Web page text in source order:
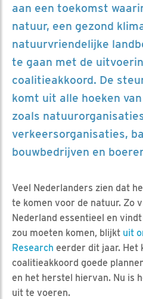
aan een toekomst
natuur, een gezond
natuurvriendelijke
te gaan met de
coalitieakkoord. De
komt uit alle hoeken
zoals
verkeersorganisaties,
bouwbedrijven en
Veel Nederlanders zien dat
te komen voor de natuur. Zo
Nederland essentieel en
zou moeten komen, blijkt uit
Research eerder dit jaar. Het
coalitieakkoord goede
en het herstel hiervan. Nu is
uit te voeren.